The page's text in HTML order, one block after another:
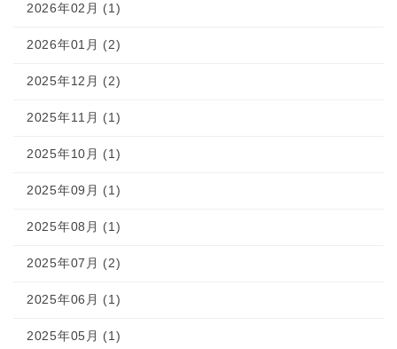
2026年02月 (1)
2026年01月 (2)
2025年12月 (2)
2025年11月 (1)
2025年10月 (1)
2025年09月 (1)
2025年08月 (1)
2025年07月 (2)
2025年06月 (1)
2025年05月 (1)